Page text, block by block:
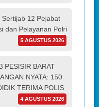
12 Pejabat
dan Pelayanan Polri
5 AGUSTUS 2026
PESISIR BARAT
NYATA: 150
TERIMA POLIS
4 AGUSTUS 2026